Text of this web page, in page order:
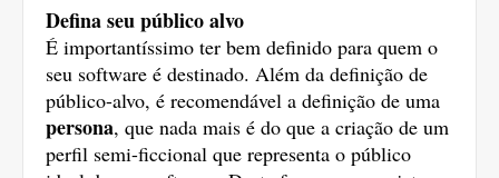
Defina seu público alvo
É importantíssimo ter bem definido para quem o
seu software é destinado. Além da definição de
persona, que nada mais é do que a criação de um
perfil semi-ficcional que representa o público